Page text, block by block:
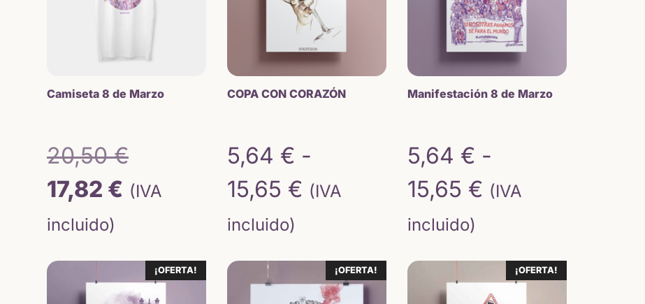
Camiseta 8 de Marzo
20,50€
precio
era:
20,50 €.
17,82 € El
actual
es:
(IVA
incluido)
COPA CON CORAZÓN
5,64 € -
15,65 € Rango
precios:
desde
(IVA
incluido)
Manifestación 8 de Marzo
5,64 € -
15,65 € Rango
precios:
desde
(IVA
incluido)
¡OFERTA! ¡OFERTA! ¡OFERTA!